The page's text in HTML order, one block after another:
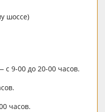
шоссе)
9-00 до 20-00 часов.
часов.